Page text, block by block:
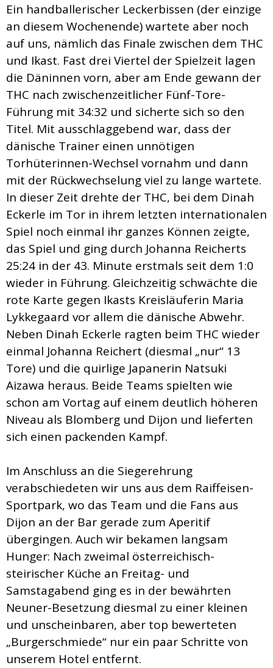
Ein handballerischer Leckerbissen (der einzige
an diesem Wochenende) wartete aber noch
auf uns, nämlich das Finale zwischen dem THC
und Ikast. Fast drei Viertel der Spielzeit lagen
die Däninnen vorn, aber am Ende gewann der
THC nach zwischenzeitlicher Fünf-Tore-
Führung mit 34:32 und sicherte sich so den
Titel. Mit ausschlaggebend war, dass der
dänische Trainer einen unnötigen
Torhüterinnen-Wechsel vornahm und dann
mit der Rückwechselung viel zu lange wartete.
In dieser Zeit drehte der THC, bei dem Dinah
Eckerle im Tor in ihrem letzten internationalen
Spiel noch einmal ihr ganzes Können zeigte,
das Spiel und ging durch Johanna Reicherts
25:24 in der 43. Minute erstmals seit dem 1:0
wieder in Führung. Gleichzeitig schwächte die
rote Karte gegen Ikasts Kreisläuferin Maria
Lykkegaard vor allem die dänische Abwehr.
Neben Dinah Eckerle ragten beim THC wieder
einmal Johanna Reichert (diesmal „nur“ 13
Tore) und die quirlige Japanerin Natsuki
Aizawa heraus. Beide Teams spielten wie
schon am Vortag auf einem deutlich höheren
Niveau als Blomberg und Dijon und lieferten
sich einen packenden Kampf.
Im Anschluss an die Siegerehrung
verabschiedeten wir uns aus dem Raiffeisen-
Sportpark, wo das Team und die Fans aus
Dijon an der Bar gerade zum Aperitif
übergingen. Auch wir bekamen langsam
Hunger: Nach zweimal österreichisch-
steirischer Küche an Freitag- und
Samstagabend ging es in der bewährten
Neuner-Besetzung diesmal zu einer kleinen
und unscheinbaren, aber top bewerteten
„Burgerschmiede“ nur ein paar Schritte von
unserem Hotel entfernt.